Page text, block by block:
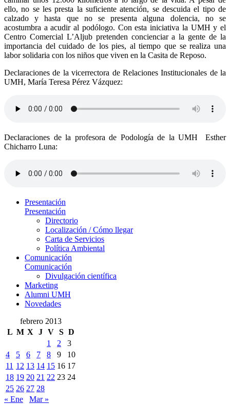
ello, no se les presta la suficiente atención, se descuida el tipo de
calzado y hasta que no se presenta alguna dolencia, no se
acostumbra a acudir al podólogo. Con esta iniciativa la UMH y el
Centro Comercial L’Aljub pretenden concienciar a la gente de la
importancia del cuidado de los pies, al tiempo que se realiza una
labor solidaria con los niños que viven en la Casita de Reposo.
Declaraciones de la vicerrectora de Relaciones Institucionales de la
UMH, María Teresa Pérez Vázquez:
Declaraciones de la profesora de Podología de la UMH Esther
Chicharro Luna:
Presentación
Presentación
Directorio
Localización / Cómo llegar
Carta de Servicios
Política Ambiental
Comunicación
Comunicación
Divulgación científica
Marketing
Alumni UMH
Novedades
febrero 2013
L M X J V S D
1
2
3
4
5 6 7 8 9
10
11 12 13 14 15 16 17
18 19 20 21 22 23 24
25 26 27 28
« Ene
Mar »